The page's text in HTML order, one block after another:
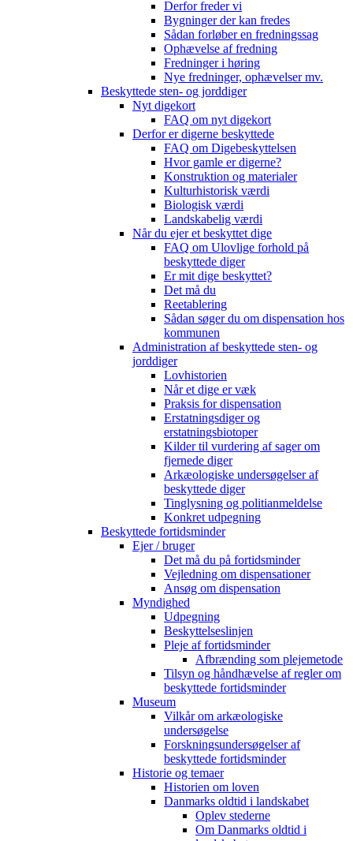
Derfor freder vi
Bygninger der kan fredes
Sådan forløber en fredningssag
Ophævelse af fredning
Fredninger i høring
Nye fredninger, ophævelser mv.
Beskyttede sten- og jorddiger
Nyt digekort
FAQ om nyt digekort
Derfor er digerne beskyttede
FAQ om Digebeskyttelsen
Hvor gamle er digerne?
Konstruktion og materialer
Kulturhistorisk værdi
Biologisk værdi
Landskabelig værdi
Når du ejer et beskyttet dige
FAQ om Ulovlige forhold på
beskyttede diger
Er mit dige beskyttet?
Det må du
Reetablering
Sådan søger du om dispensation hos
kommunen
Administration af beskyttede sten- og
jorddiger
Lovhistorien
Når et dige er væk
Praksis for dispensation
Erstatningsdiger og
erstatningsbiotoper
Kilder til vurdering af sager om
fjernede diger
Arkæologiske undersøgelser af
beskyttede diger
Tinglysning og politianmeldelse
Konkret udpegning
Beskyttede fortidsminder
Ejer / bruger
Det må du på fortidsminder
Vejledning om dispensationer
Ansøg om dispensation
Myndighed
Udpegning
Beskyttelseslinjen
Pleje af fortidsminder
Afbrænding som plejemetode
Tilsyn og håndhævelse af regler om
beskyttede fortidsminder
Museum
Vilkår om arkæologiske
undersøgelse
Forskningsundersøgelser af
beskyttede fortidsminder
Historie og temaer
Historien om loven
Danmarks oldtid i landskabet
Oplev stederne
Om Danmarks oldtid i